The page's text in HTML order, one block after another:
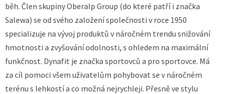
běh. Člen skupiny Oberalp Group (do které patří i značka
Salewa) se od svého založení společnosti v roce 1950
specializuje na vývoj produktů v náročném trendu snižování
hmotnosti a zvyšování odolnosti, s ohledem na maximální
funkčnost. Dynafit je značka sportovců a pro sportovce. Má
za cíl pomoci všem uživatelům pohybovat se v náročném
terénu s lehkostí a co možná nejrychleji. Přesně ve stylu